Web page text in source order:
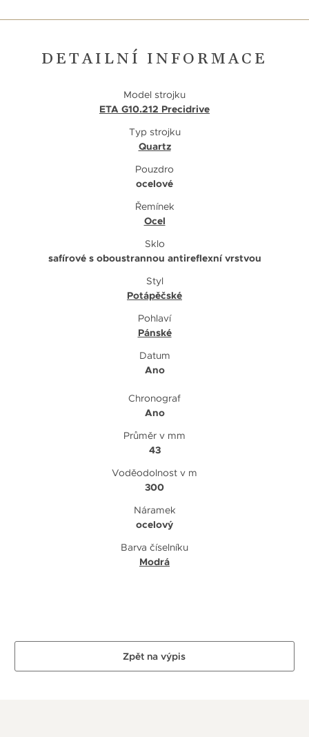
DETAILNÍ INFORMACE
Model strojku
ETA G10.212 Precidrive
Typ strojku
Quartz
Pouzdro
ocelové
Řemínek
Ocel
Sklo
safírové s oboustrannou antireflexní vrstvou
Styl
Potápěčské
Pohlaví
Pánské
Datum
Ano
Chronograf
Ano
Průměr v mm
43
Voděodolnost v m
300
Náramek
ocelový
Barva číselníku
Modrá
Zpět na výpis